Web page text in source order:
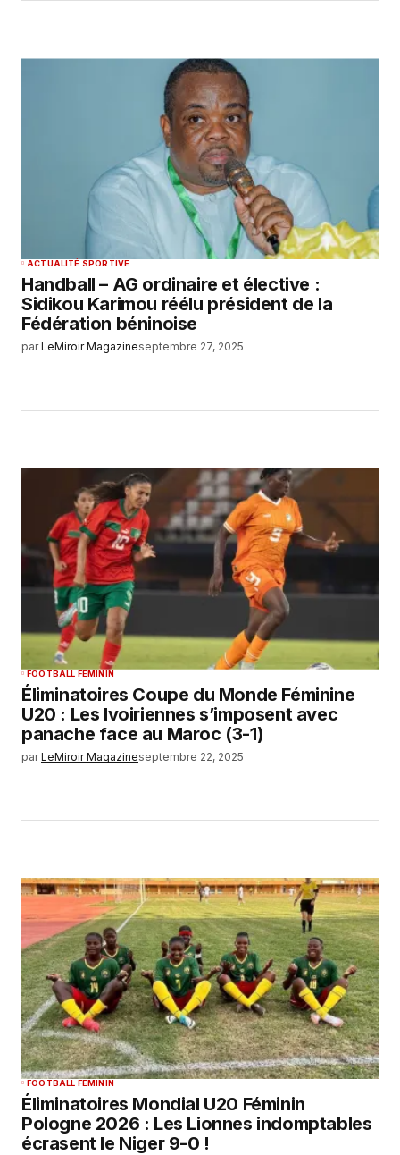
ACTUALITÉ SPORTIVE
Handball – AG ordinaire et élective :
Sidikou Karimou réélu président de la
Fédération béninoise
par LeMiroir Magazineseptembre 27, 2025
FOOTBALL FEMININ
Éliminatoires Coupe du Monde Féminine
U20 : Les Ivoiriennes s’imposent avec
panache face au Maroc (3-1)
par LeMiroir Magazineseptembre 22, 2025
FOOTBALL FEMININ
Éliminatoires Mondial U20 Féminin
Pologne 2026 : Les Lionnes indomptables
écrasent le Niger 9-0 !